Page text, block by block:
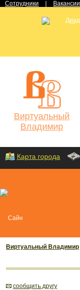
Сотрудники Вакансии
Виртуальный
Владимир
Карта города
Виртуальный Владимир
cообщить другу